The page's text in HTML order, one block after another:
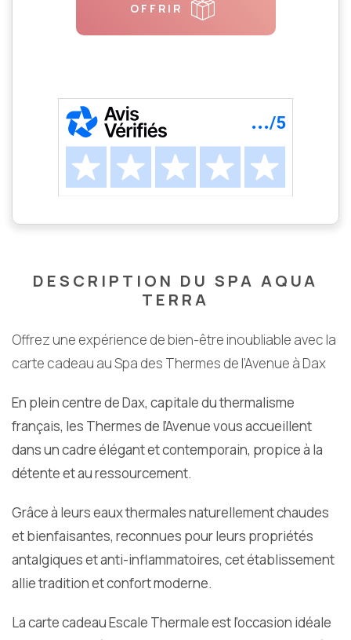
OFFRIR
DESCRIPTION DU SPA AQUA
TERRA
Offrez une expérience de bien-être inoubliable avec la
carte cadeau au Spa des Thermes de l’Avenue à Dax
En plein centre de Dax, capitale du thermalisme
français, les Thermes de l’Avenue vous accueillent
dans un cadre élégant et contemporain, propice à la
détente et au ressourcement.
Grâce à leurs eaux thermales naturellement chaudes
et bienfaisantes, reconnues pour leurs propriétés
antalgiques et anti-inflammatoires, cet établissement
allie tradition et confort moderne.
La carte cadeau Escale Thermale est l’occasion idéale